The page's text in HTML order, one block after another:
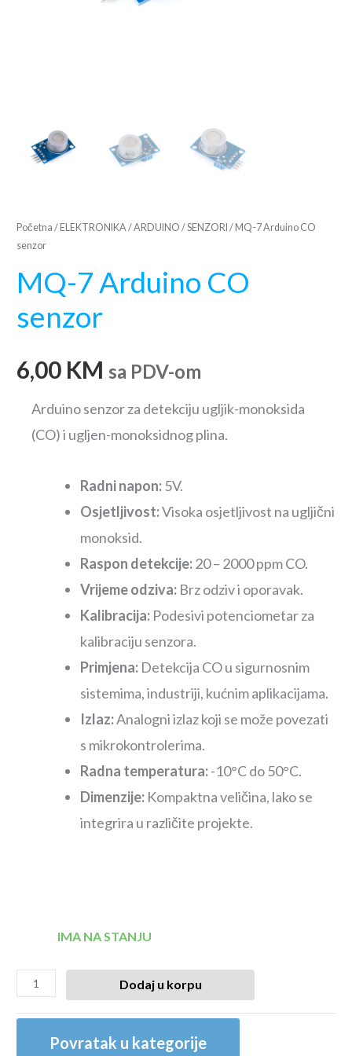
Početna / ELEKTRONIKA/ARDUINO /SENZORI / MQ-7 Arduino CO
senzor
MQ-7 Arduino CO
senzor
6,00 KM sa PDV-om
Arduino senzor za detekciju ugljik-monoksida
(CO) i ugljen-monoksidnog plina.
Radni napon:5V.
Osjetljivost:Visoka osjetljivost na ugljični
monoksid.
Raspon detekcije:20 – 2000 ppm CO.
Vrijeme odziva: Brz odziv i oporavak.
Kalibracija: Podesivi potenciometar za
kalibraciju senzora.
Primjena: Detekcija CO u sigurnosnim
sistemima, industriji, kućnim aplikacijama.
Izlaz:Analogni izlaz koji se može povezati
s mikrokontrolerima.
Radna temperatura:-10°C do 50°C.
Dimenzije: Kompaktna veličina, lako se
integrira u različite projekte.
IMA NA STANJU
Dodaj u korpu
Povratak u kategorije